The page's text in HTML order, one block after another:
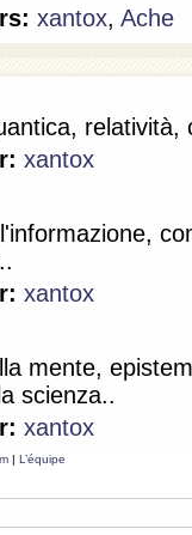
xantox, Ache
relatività,
xantox
xantox
mente,
scienza..
xantox
| L’équipe